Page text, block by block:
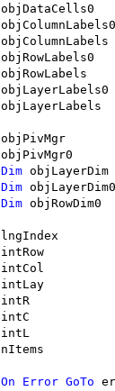
objDataCells0
objColumnLabels0
objColumnLabels
objRowLabels0
objRowLabels
objLayerLabels0
objLayerLabels
objPivMgr
objPivMgr0
Dim objLayerDim
Dim objLayerDim0
Dim objRowDim0
lngIndex
intRow
intCol
intLay
intR
intC
intL
nItems
On Error GoTo